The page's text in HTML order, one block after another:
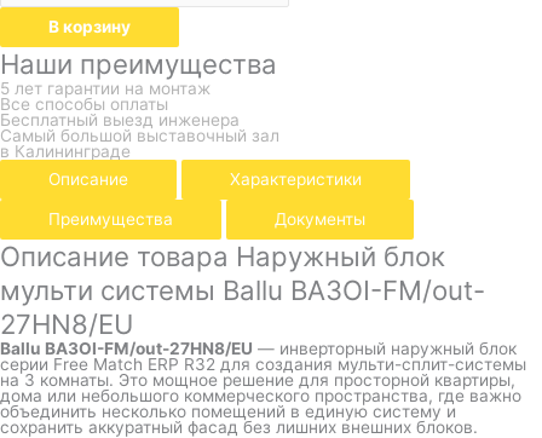
В корзину
Наши преимущества
5 лет гарантии на монтаж
Все способы оплаты
Бесплатный выезд инженера
Самый большой выставочный зал
в Калининграде
Описание
Характеристики
Преимущества Документы
Описание товара Наружный блок
мульти системы Ballu BA3OI-FM/out-
27HN8/EU
Ballu BA3OI-FM/out-27HN8/EU — инверторный наружный блок
серии Free Match ERP R32 для создания мульти-сплит-системы
на 3 комнаты. Это мощное решение для просторной квартиры,
дома или небольшого коммерческого пространства, где важно
объединить несколько помещений в единую систему и
сохранить аккуратный фасад без лишних внешних блоков.